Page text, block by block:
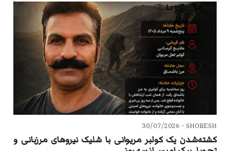
SHORESH -
30/07/2026
کشته‌شدن یک کولبر مریوانی با شلیک نیروهای مرزبانی و